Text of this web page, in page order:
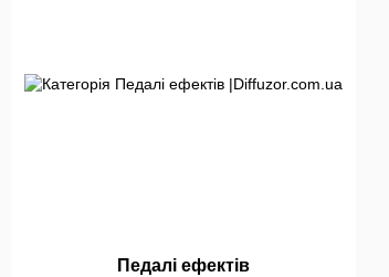
Педалі ефектів